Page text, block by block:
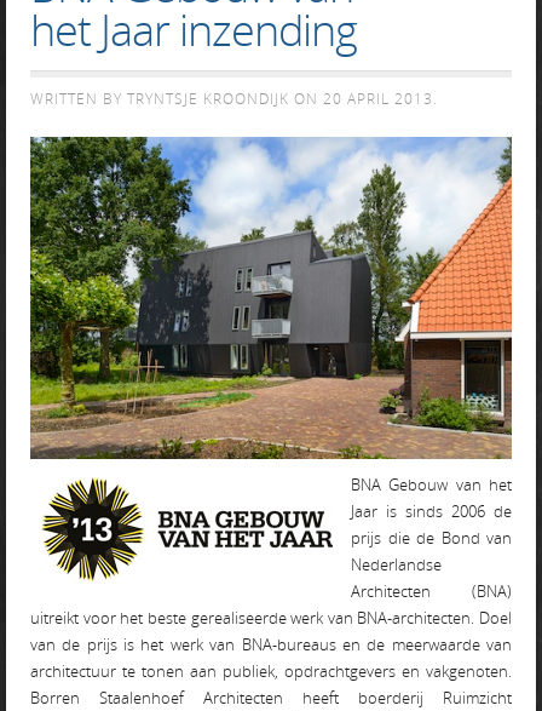
het Jaar inzending
WRITTEN BY TRYNTSJE KROONDIJK ON 20 APRIL 2013.
BNA Gebouw van het
Jaar is sinds 2006 de
prijs die de Bond van
Nederlandse
Architecten (BNA)
uitreikt voor het beste gerealiseerde werk van BNA-architecten. Doel
van de prijs is het werk van BNA-bureaus en de meerwaarde van
architectuur te tonen aan publiek, opdrachtgevers en vakgenoten.
Borren Staalenhoef Architecten heeft boerderij Ruimzicht